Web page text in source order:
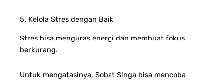
5. Kelola Stres dengan Baik
Stres bisa menguras energi dan membuat fokus
berkurang.
Untuk mengatasinya, Sobat Singa bisa mencoba